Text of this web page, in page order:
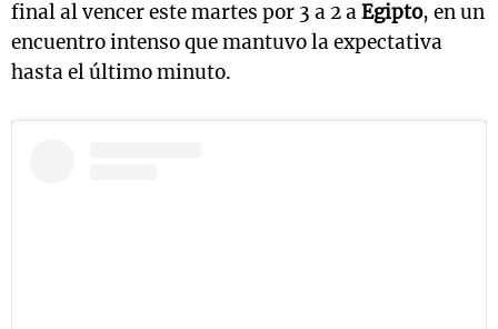
final al vencer este martes por 3 a 2 aEgipto, en un
encuentro intenso que mantuvo la expectativa
hasta el último minuto.